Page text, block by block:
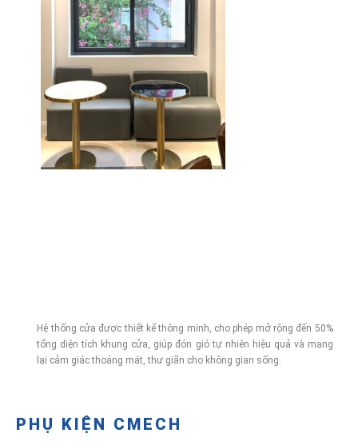
Hệ thống cửa được thiết kế thông minh, cho phép mở rộng đến 50%
tổng diện tích khung cửa, giúp đón gió tự nhiên hiệu quả và mang
lại cảm giác thoáng mát, thư giãn cho không gian sống.
PHỤ KIỆN CMECH